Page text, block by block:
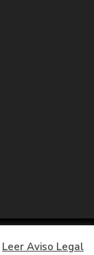
Leer Aviso Legal